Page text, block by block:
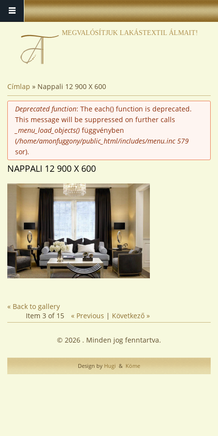
MEGVALÓSÍTJUK LAKÁSTEXTIL ÁLMAIT!
JELENLEGI HELY
Címlap » Nappali 12 900 X 600
HIBAÜZENET
Deprecated function: The each() function is deprecated.
This message will be suppressed on further calls
_menu_load_objects() függvényben
(/home/amonfuggony/public_html/includes/menu.inc 579
sor).
NAPPALI 12 900 X 600
« Back to gallery
Item 3 of 15
« Previous | Következő »
© 2026 . Minden jog fenntartva.
Design by Hugi & Köme